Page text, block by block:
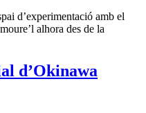
d’experimentació amb el
alhora des de la
d’Okinawa